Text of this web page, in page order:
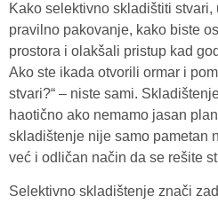
Kako selektivno skladištiti
pravilno pakovanje, kako biste
prostora i olakšali pristup kad
Ako ste ikada otvorili ormar i
stvari?“ – niste sami.
haotično ako nemamo jasan
skladištenje nije samo pametan
već i odličan način da se rešite
Selektivno skladištenje znači